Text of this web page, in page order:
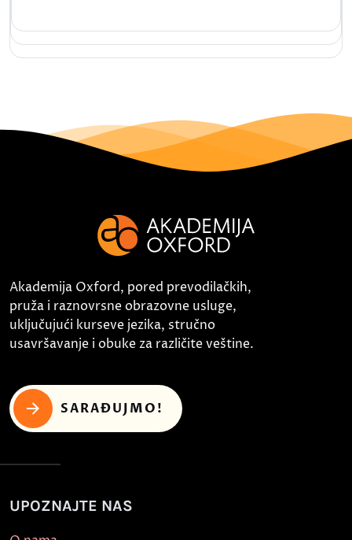
Akademija Oxford, pored prevodilačkih,
pruža i raznovrsne obrazovne usluge,
uključujući kurseve jezika, stručno
usavršavanje i obuke za različite veštine.
SARAĐUJMO!
UPOZNAJTE NAS